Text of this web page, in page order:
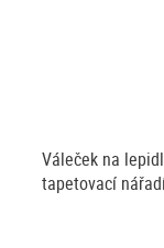
Váleček na
tapetovací